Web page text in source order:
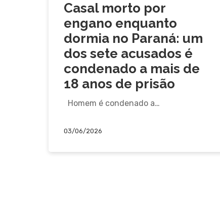
Casal morto por
engano enquanto
dormia no Paraná: um
dos sete acusados é
condenado a mais de
18 anos de prisão
Homem é condenado a…
03/06/2026